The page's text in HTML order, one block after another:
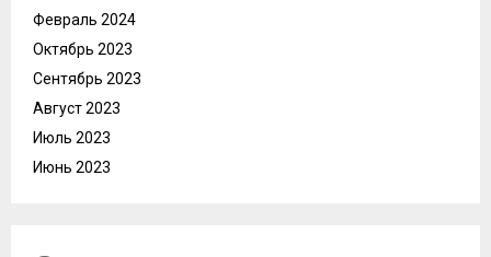
Февраль 2024
Октябрь 2023
Сентябрь 2023
Август 2023
Июль 2023
Июнь 2023